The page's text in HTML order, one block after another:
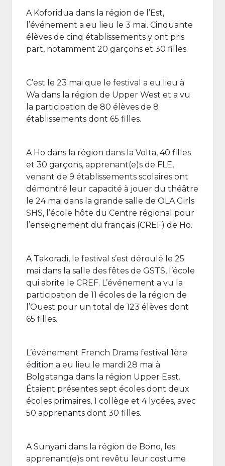
A Koforidua dans la région de l’Est,
l’événement a eu lieu le 3 mai. Cinquante
élèves de cinq établissements y ont pris
part, notamment 20 garçons et 30 filles.
C’est le 23 mai que le festival a eu lieu à
Wa dans la région de Upper West et a vu
la participation de 80 élèves de 8
établissements dont 65 filles.
A Ho dans la région dans la Volta, 40 filles
et 30 garçons, apprenant(e)s de FLE,
venant de 9 établissements scolaires ont
démontré leur capacité à jouer du théâtre
le 24 mai dans la grande salle de OLA Girls
SHS, l’école hôte du Centre régional pour
l’enseignement du français (CREF) de Ho.
A Takoradi, le festival s’est déroulé le 25
mai dans la salle des fêtes de GSTS, l’école
qui abrite le CREF. L’événement a vu la
participation de 11 écoles de la région de
l’Ouest pour un total de 123 élèves dont
65 filles.
L’événement French Drama festival 1ère
édition a eu lieu le mardi 28 mai à
Bolgatanga dans la région Upper East.
Étaient présentes sept écoles dont deux
écoles primaires, 1 collège et 4 lycées, avec
50 apprenants dont 30 filles.
A Sunyani dans la région de Bono, les
apprenant(e)s ont revêtu leur costume